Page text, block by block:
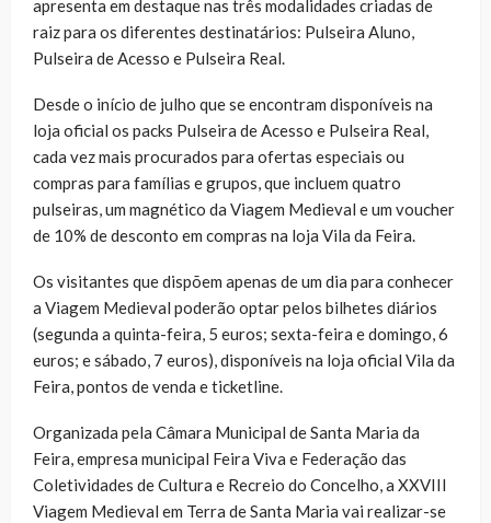
apresenta em destaque nas três modalidades criadas de
raiz para os diferentes destinatários: Pulseira Aluno,
Pulseira de Acesso e Pulseira Real.
Desde o início de julho que se encontram disponíveis na
loja oficial os packs Pulseira de Acesso e Pulseira Real,
cada vez mais procurados para ofertas especiais ou
compras para famílias e grupos, que incluem quatro
pulseiras, um magnético da Viagem Medieval e um voucher
de 10% de desconto em compras na loja Vila da Feira.
Os visitantes que dispõem apenas de um dia para conhecer
a Viagem Medieval poderão optar pelos bilhetes diários
(segunda a quinta-feira, 5 euros; sexta-feira e domingo, 6
euros; e sábado, 7 euros), disponíveis na loja oficial Vila da
Feira, pontos de venda e ticketline.
Organizada pela Câmara Municipal de Santa Maria da
Feira, empresa municipal Feira Viva e Federação das
Coletividades de Cultura e Recreio do Concelho, a XXVIII
Viagem Medieval em Terra de Santa Maria vai realizar-se